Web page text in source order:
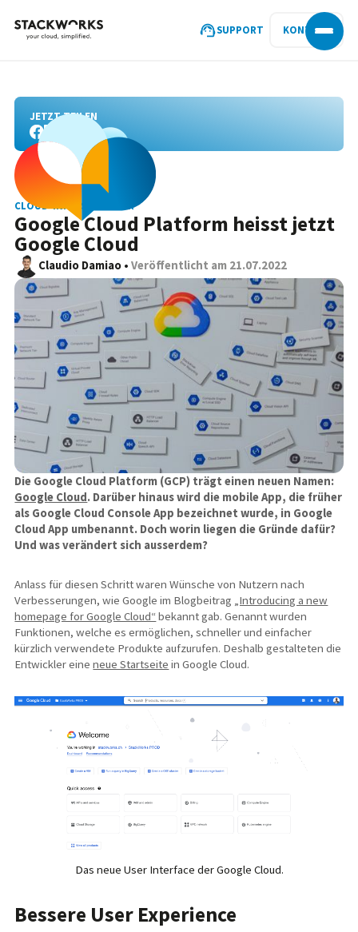
SUPPORT KONTAKT
CLOUD-INFRASTRUKTUR
Google Cloud Platform heisst jetzt
Google Cloud
Claudio Damiao• Veröffentlicht am 21.07.2022
Die Google Cloud Platform (GCP) trägt einen neuen Namen:
Google Cloud. Darüber hinaus wird die mobile App, die früher
als Google Cloud Console App bezeichnet wurde, in Google
Cloud App umbenannt. Doch worin liegen die Gründe dafür?
Und was verändert sich ausserdem?
Anlass für diesen Schritt waren Wünsche von Nutzern nach
Verbesserungen, wie Google im Blogbeitrag „Introducing a new
homepage for Google Cloud“bekannt gab. Genannt wurden
Funktionen, welche es ermöglichen, schneller und einfacher
kürzlich verwendete Produkte aufzurufen. Deshalb gestalteten die
Entwickler eineneue Startseite in Google Cloud.
Das neue User Interface der Google Cloud.
Bessere User Experience
JETZT TEILEN